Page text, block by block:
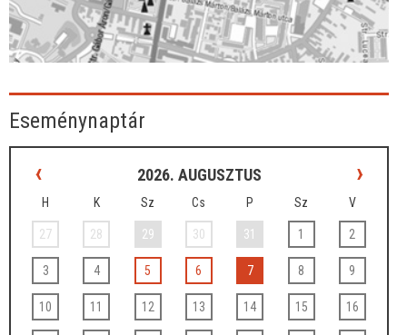
Eseménynaptár
‹ 2026. AUGUSZTUS ›
H K Sz Cs P Sz V
27 28 29 30 31 1 2
3 4 5 6 7 8 9
10 11 12 13 14 15 16